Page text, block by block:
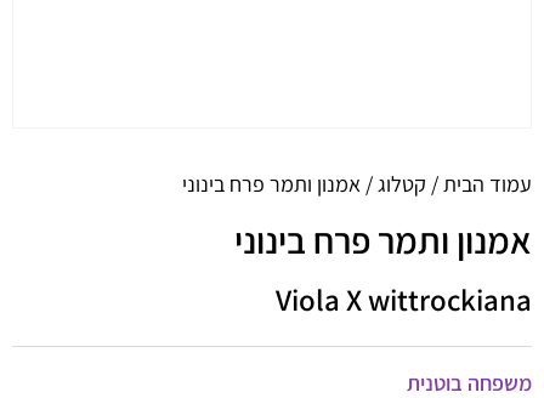
עמוד הבית / קטלוג / אמנון ותמר פרח בינוני
אמנון ותמר פרח בינוני
Viola X wittrockiana
משפחה בוטנית